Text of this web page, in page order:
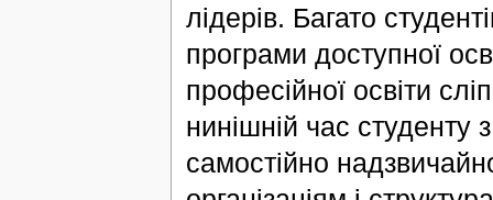
лідерів. Багато
програми доступної
професійної освіти
нинішній час
самостійно